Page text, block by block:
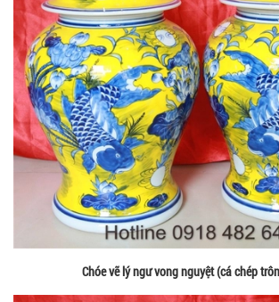
Chóe vẽ lý ngư vong nguyệt (cá chép